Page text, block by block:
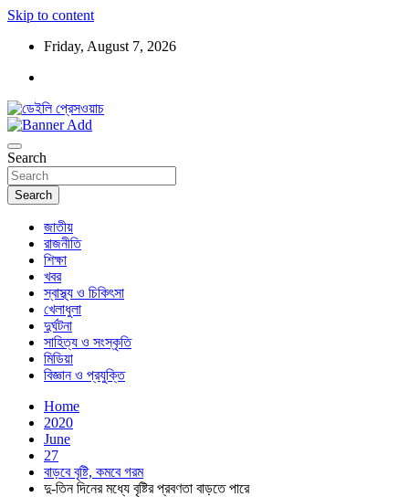
Skip to content
Friday, August 7, 2026
ডেইলি প্রেসওয়াচ
Search
Search
জাতীয়
রাজনীতি
শিক্ষা
খবর
স্বাস্থ্য ও চিকিৎসা
খেলাধুলা
দুর্ঘটনা
সাহিত্য ও সংস্কৃতি
মিডিয়া
বিজ্ঞান ও প্রযুক্তি
Home
2020
June
27
বাড়বে বৃষ্টি, কমবে গরম
দু-তিন দিনের মধ্যে বৃষ্টির প্রবণতা বাড়তে পারে